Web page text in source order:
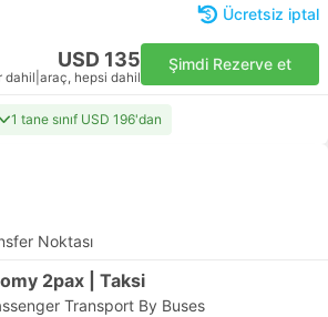
Ücretsiz iptal
USD 135
dahil araç, hepsi dahil
Şimdi Rezerve et
1 tane sınıf USD 196'dan
Noktası
2pax | Taksi
Transport By Buses